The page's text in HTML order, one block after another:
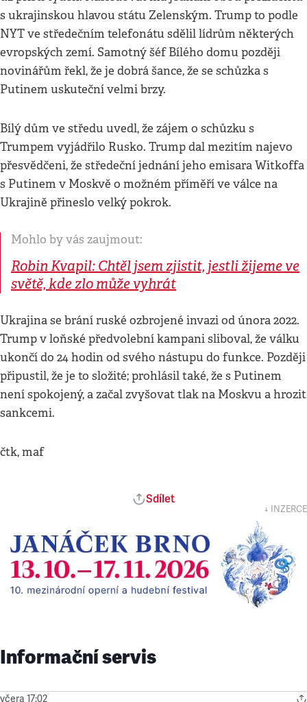
s ukrajinskou hlavou státu Zelenským. Trump to podle
NYT ve středečním telefonátu sdělil lídrům některých
evropských zemí. Samotný šéf Bílého domu později
novinářům řekl, že je dobrá šance, že se schůzka s
Putinem uskuteční velmi brzy.
Bílý dům ve středu uvedl, že zájem o schůzku s
Trumpem vyjádřilo Rusko. Trump dal mezitím najevo
přesvědčeni, že středeční jednání jeho emisara Witkoffa
s Putinem v Moskvě o možném příměří ve válce na
Ukrajině přineslo velký pokrok.
Mohlo by vás zaujmout:
Robin Kvapil: Chtěl jsem zjistit, jestli žijeme ve
světě, kde zlo může vyhrát
Ukrajina se brání ruské ozbrojené invazi od února 2022.
Trump v loňské předvolební kampani sliboval, že válku
ukončí do 24 hodin od svého nástupu do funkce. Později
připustil, že je to složité; prohlásil také, že s Putinem
není spokojený, a začal zvyšovat tlak na Moskvu a hrozit
sankcemi.
čtk, maf
Sdílet
↓ INZERCE
Informační servis
včera 17:02